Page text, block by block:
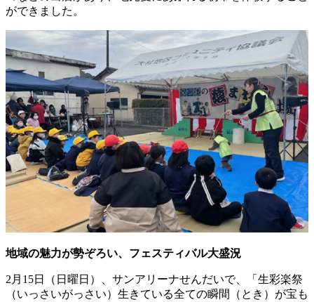
ができました。
地域の魅力が勢ぞろい、フェスティバル大盛況
2月15日（日曜日）、サンアリーナせんだいで、「生彩楽祭
（いっさいがっさい）生きている全ての瞬間（とき）が宝も